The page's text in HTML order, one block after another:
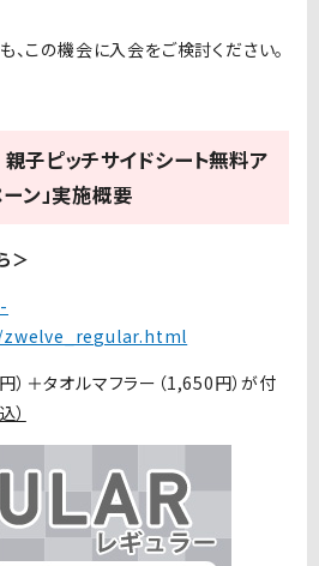
この機会に入会をご検討ください。
ピッチサイドシート無料ア
ン」実施概要
＞
）＋タオルマフラー（1,650円）が付
）